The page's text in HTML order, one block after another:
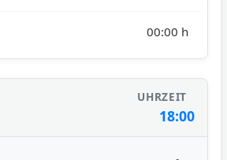
00:00 h
18:00